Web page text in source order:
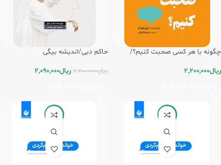
چگونه با هر کسی صحبت کنیم؟/
ریال2,200,000
حاکم دبی/اندیشه بیگی
ریال2,200,000 ریال2,090,000
-20%
-20%